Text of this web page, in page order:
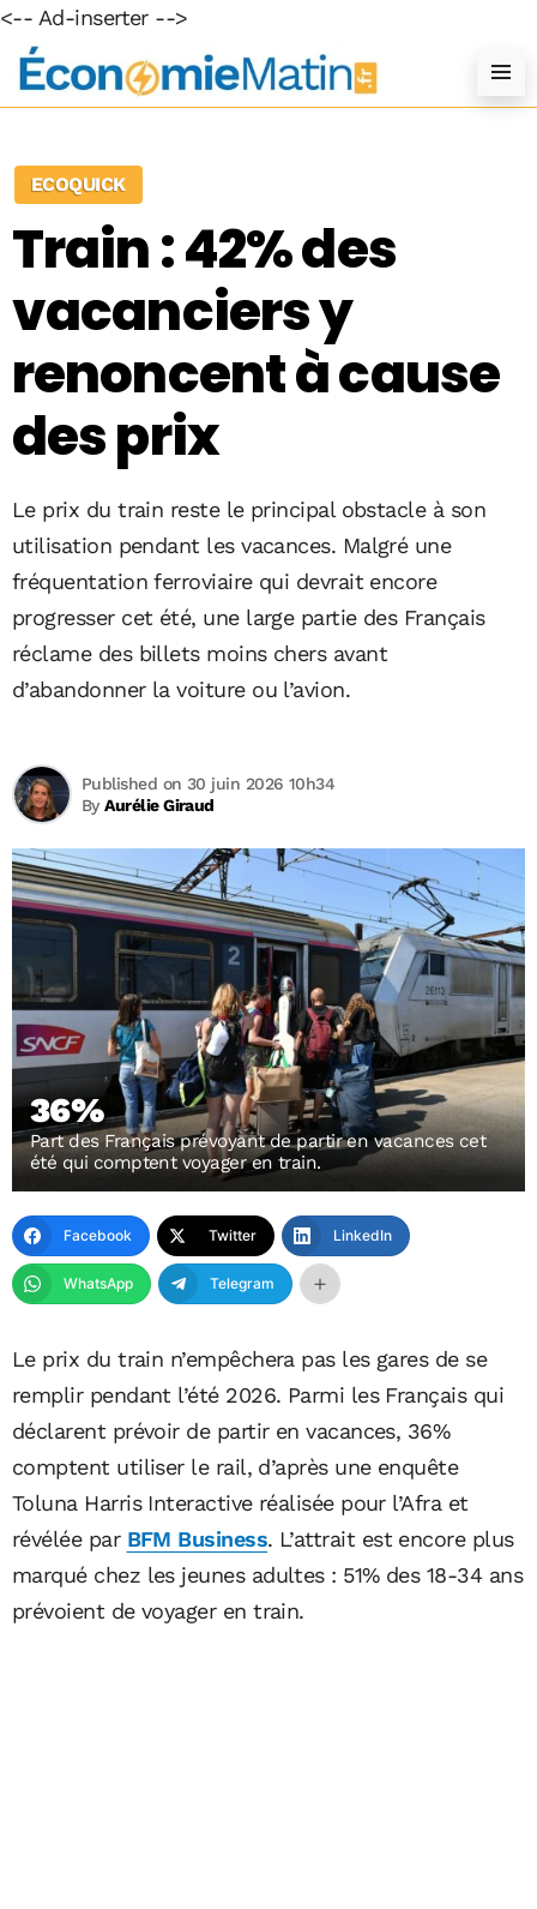
<-- Ad-inserter -->
ECOQUICK
Train : 42% des
vacanciers y
renoncent à cause
des prix
Le prix du train reste le principal obstacle à son
utilisation pendant les vacances. Malgré une
fréquentation ferroviaire qui devrait encore
progresser cet été, une large partie des Français
réclame des billets moins chers avant
d’abandonner la voiture ou l’avion.
ByAurélie Giraud
Published on 30 juin 2026 10h34
36%
Part des Français prévoyant de partir en vacances cet
été qui comptent voyager en train.
Facebook Twitter LinkedIn
WhatsApp Telegram
Le prix du train n’empêchera pas les gares de se
remplir pendant l’été 2026. Parmi les Français qui
déclarent prévoir de partir en vacances, 36%
comptent utiliser le rail, d’après une enquête
Toluna Harris Interactive réalisée pour l’Afra et
révélée par BFM Business. L’attrait est encore plus
marqué chez les jeunes adultes : 51% des 18-34 ans
prévoient de voyager en train.